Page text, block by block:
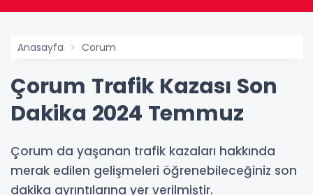
Anasayfa Corum
Çorum Trafik Kazası Son
Dakika 2024 Temmuz
Çorum da yaşanan trafik kazaları hakkında
merak edilen gelişmeleri öğrenebileceğiniz son
dakika ayrıntılarına yer verilmiştir.